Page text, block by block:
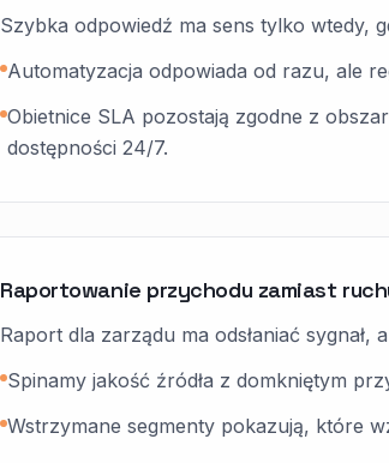
Szybka odpowiedź ma sens tylko wtedy,
Automatyzacja odpowiada od razu, ale
Obietnice SLA pozostają zgodne z
dostępności 24/7.
Raportowanie przychodu zamiast
Raport dla zarządu ma odsłaniać sygnał,
Spinamy jakość źródła z domkniętym
Wstrzymane segmenty pokazują, które